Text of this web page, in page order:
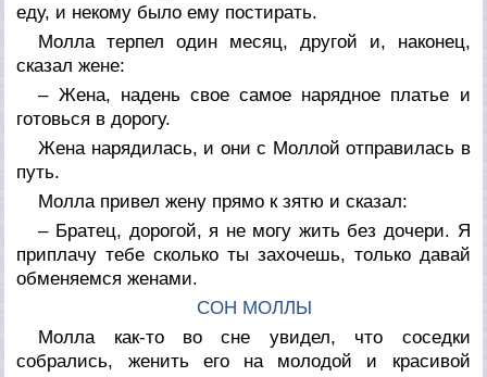
еду, и некому было ему постирать.
Молла терпел один месяц, другой и, наконец,
сказал жене:
– Жена, надень свое самое нарядное платье и
готовься в дорогу.
Жена нарядилась, и они с Моллой отправилась в
путь.
Молла привел жену прямо к зятю и сказал:
– Братец, дорогой, я не могу жить без дочери. Я
приплачу тебе сколько ты захочешь, только давай
обменяемся женами.
СОН МОЛЛЫ
Молла как-то во сне увидел, что соседки
собрались, женить его на молодой и красивой